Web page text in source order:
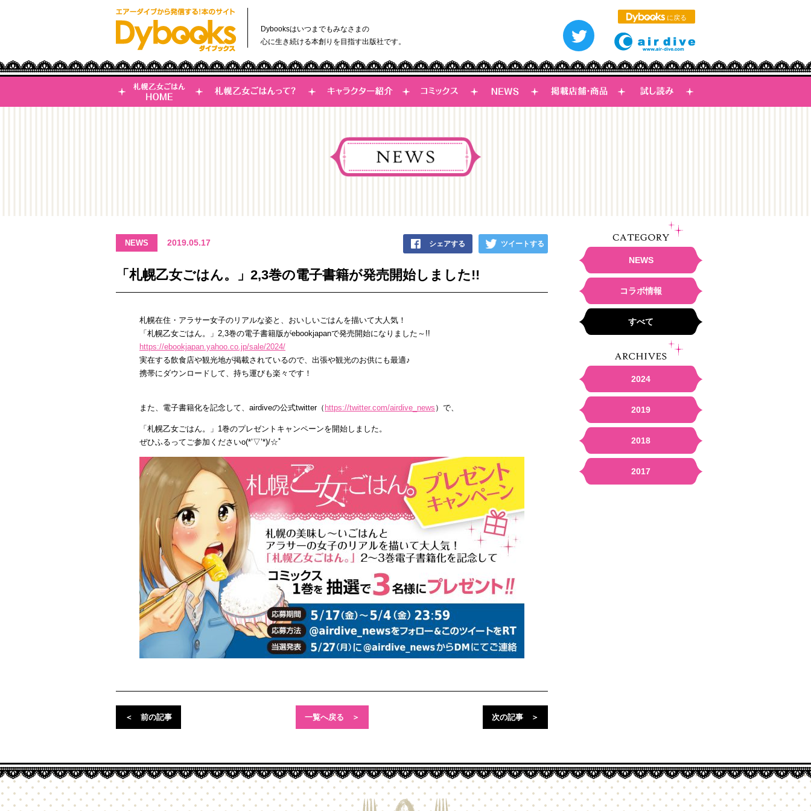
Dybooksはいつまでもみなさまの
心に生き続ける本創りを目指す出版社です。
に戻る
NEWS 2019.05.17
「札幌乙女ごはん。」2,3巻の電子書籍が発売開始しました!!
シェアする ツイートする
札幌在住・アラサー女子のリアルな姿と、おいしいごはんを描いて大人気！
「札幌乙女ごはん。」2,3巻の電子書籍版がebookjapanで発売開始になりました～!!
https://ebookjapan.yahoo.co.jp/sale/2024/
実在する飲食店や観光地が掲載されているので、出張や観光のお供にも最適♪
携帯にダウンロードして、持ち運びも楽々です！
また、電子書籍化を記念して、airdiveの公式twitter（ https://twitter.com/airdive_news ）で、
「札幌乙女ごはん。」1巻のプレゼントキャンペーンを開始しました。
ぜひふるってご参加くださいo(*’▽’*)/☆ﾟ
＜ 前の記事 一覧へ戻る ＞ 次の記事 ＞
CATEGORY
NEWS
コラボ情報
すべて
ARCHIVES
2024
2019
2018
2017